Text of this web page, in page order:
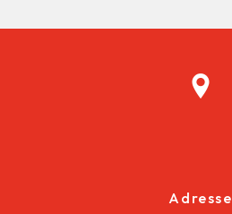
Adresse